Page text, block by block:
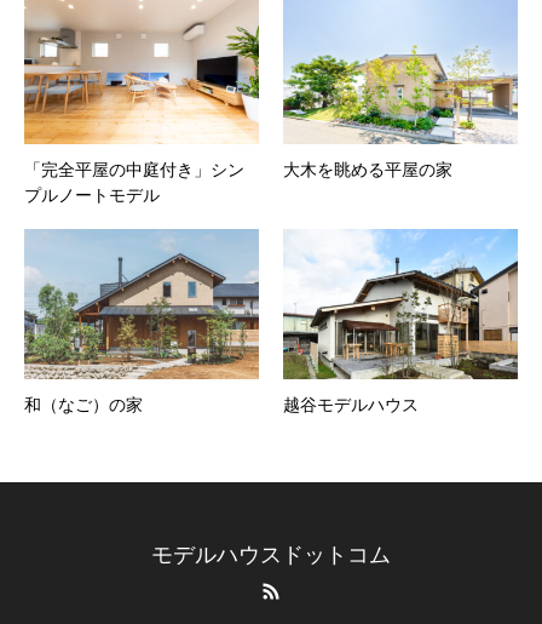
「完全平屋の中庭付き」シン
プルノートモデル
大木を眺める平屋の家
和（なご）の家 越谷モデルハウス
モデルハウスドットコム